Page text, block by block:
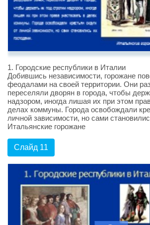
1. Городские республики в Италии
Добившись независимости, горожане
феодалами на своей территории. Они
переселяли дворян в города, чтобы
надзором, иногда лишая их при этом
делах коммуны. Города освобождали
личной зависимости, но сами
Итальянские горожане
Слайд 11